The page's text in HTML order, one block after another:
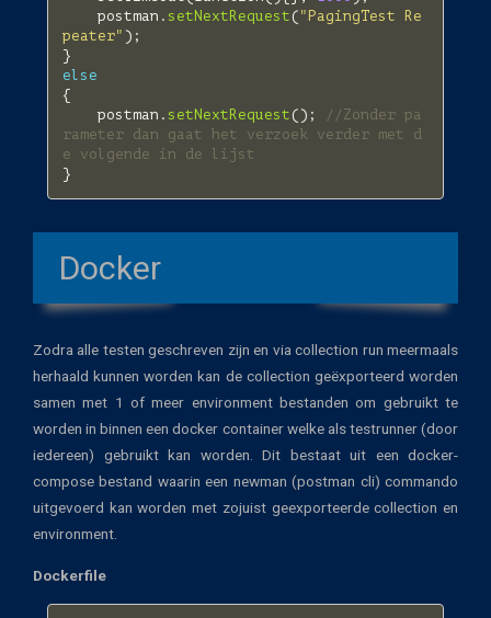
postman . setNextRequest ( "PagingTest Re
peater" );
}
else
{
postman . setNextRequest ();
//Zonder pa
rameter dan gaat het verzoek verder met d
e volgende in de lijst
}
Docker
Zodra alle testen geschreven zijn en via collection run meermaals
herhaald kunnen worden kan de collection geëxporteerd worden
samen met 1 of meer environment bestanden om gebruikt te
worden in binnen een docker container welke als testrunner (door
iedereen) gebruikt kan worden. Dit bestaat uit een docker-
compose bestand waarin een newman (postman cli) commando
uitgevoerd kan worden met zojuist geexporteerde collection en
environment.
Dockerfile